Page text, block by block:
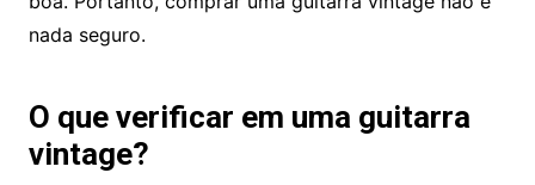
nada seguro.
O que verificar em uma guitarra
vintage?